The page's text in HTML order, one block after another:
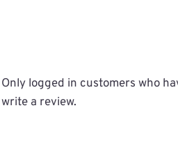
Only logged in customers who
write a review.